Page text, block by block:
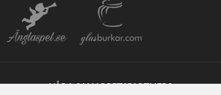
VÅRA SAMARBETSPARTNERS